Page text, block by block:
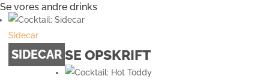
Se vores andre drinks
Sidecar
SIDECAR SE OPSKRIFT